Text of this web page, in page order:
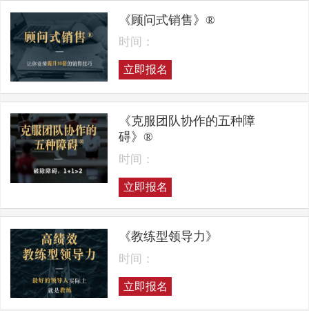
《顾问式销售》®
时间：
立即报名
《克服团队协作的五种障
碍》®
时间：
立即报名
《教练型领导力》
时间：
立即报名